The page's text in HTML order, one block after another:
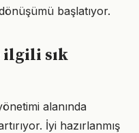
başlatıyor.
ilgili sık
alanında
İyi hazırlanmış